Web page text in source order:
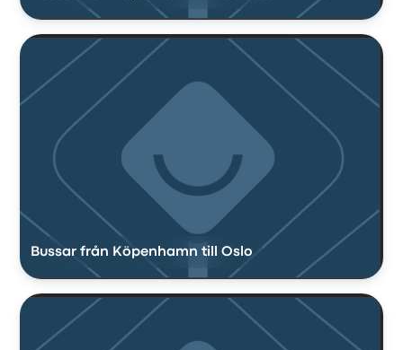
Bussar från Köpenhamn till Oslo